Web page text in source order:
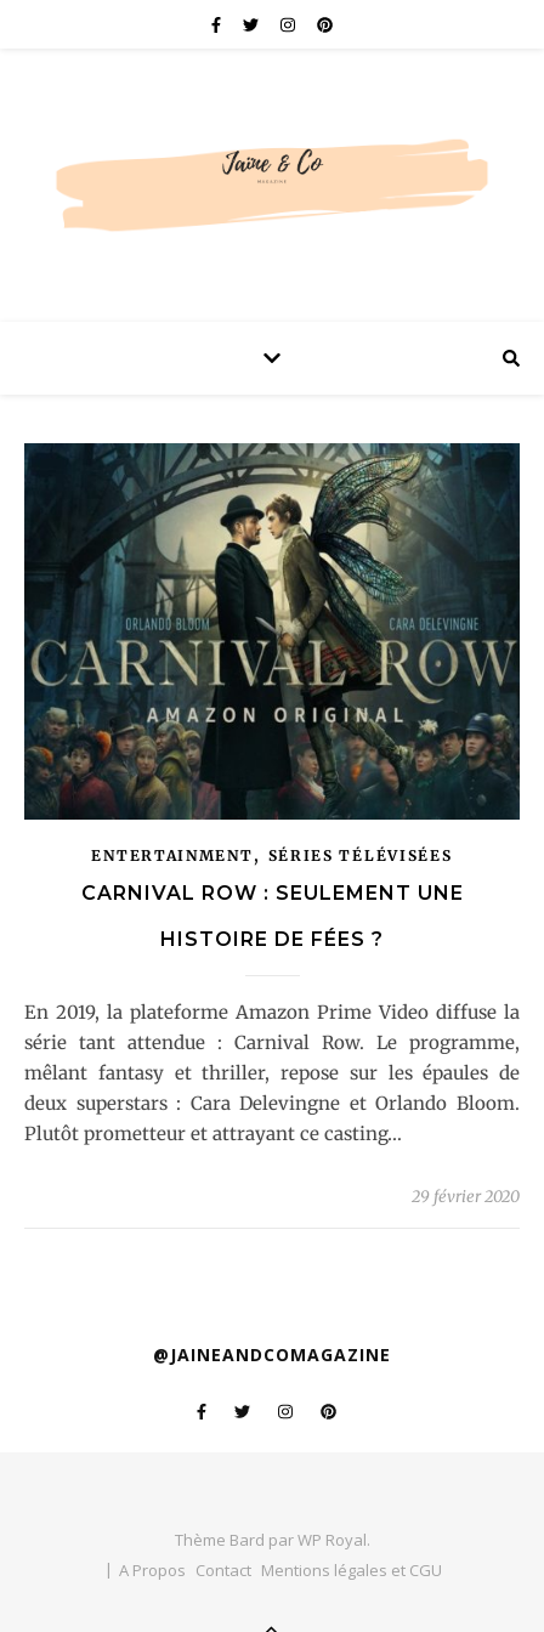
ENTERTAINMENT , SÉRIES TÉLÉVISÉES
CARNIVAL ROW : SEULEMENT UNE
HISTOIRE DE FÉES ?
En 2019, la plateforme Amazon Prime Video diffuse la
série tant attendue : Carnival Row. Le programme,
mêlant fantasy et thriller, repose sur les épaules de
deux superstars : Cara Delevingne et Orlando Bloom.
Plutôt prometteur et attrayant ce casting…
29 février 2020
@JAINEANDCOMAGAZINE
Thème Bard parWP Royal.
A Propos Contact Mentions légales et CGU